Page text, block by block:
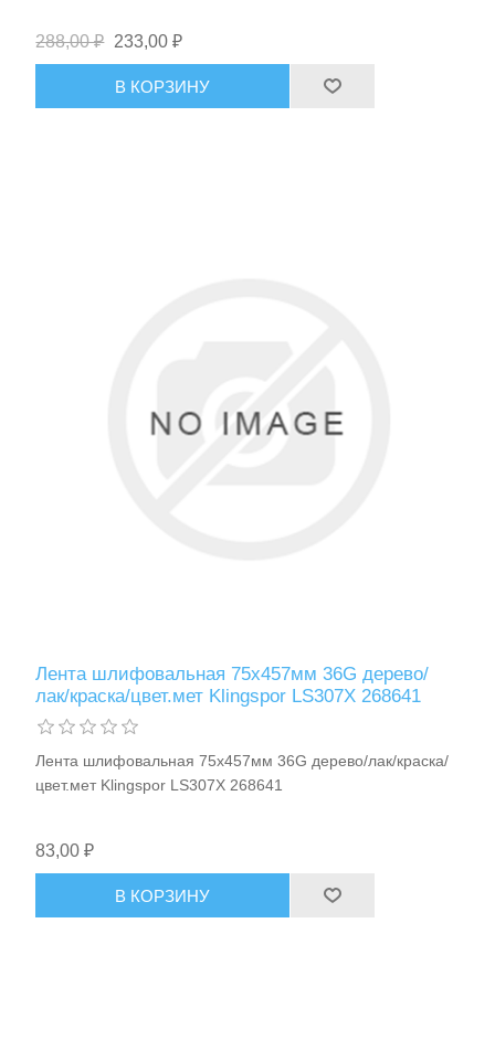
288,00 ₽ 233,00 ₽
В КОРЗИНУ
Лента шлифовальная 75х457мм 36G дерево/
лак/краска/цвет.мет Klingspor LS307X 268641
Лента шлифовальная 75х457мм 36G дерево/лак/краска/
цвет.мет Klingspor LS307X 268641
83,00 ₽
В КОРЗИНУ